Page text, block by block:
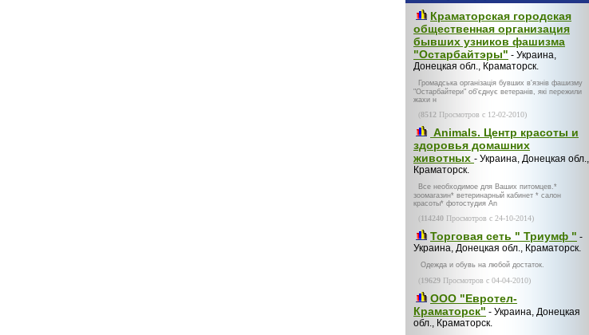
Краматорская городская
общественная организация
бывших узников фашизма
"Остарбайтэры" - Украина,
Донецкая обл., Краматорск.
Громадська організація бувших в'язнів фашизму
"Остарбайтери" об'єднує ветеранів, які пережили
жахи н
(8512 Просмотров с 12-02-2010)
Animals. Центр красоты и
здоровья домашних
животных - Украина, Донецкая обл.,
Краматорск.
Все необходимое для Ваших питомцев.*
зоомагазин* ветеринарный кабинет * салон
красоты* фотостудия An
(114240 Просмотров с 24-10-2014)
Торговая сеть " Триумф " -
Украина, Донецкая обл., Краматорск.
Одежда и обувь на любой достаток.
(19629 Просмотров с 04-04-2010)
ООО "Евротел-
Краматорск" - Украина, Донецкая
обл., Краматорск.